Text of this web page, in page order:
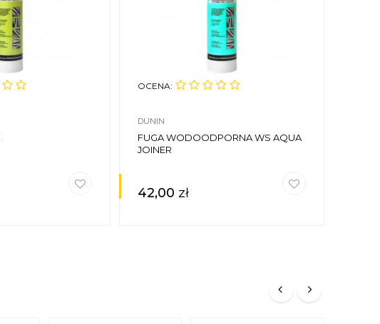
OCENA:
DUNIN
FUGA WODOODPORNA WS AQUA
JOINER
42,00 zł